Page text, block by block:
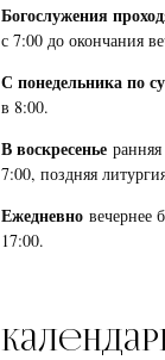
Богослужения
с 7:00 до окончания
С понедельника по
в 8:00.
В воскресенье
7:00, поздняя
Ежедневновечернее
17:00.